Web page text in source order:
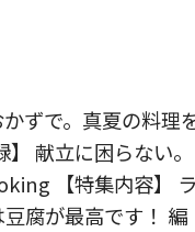
ずで。真夏の料理
献立に困らない。
【特集内容】
腐が最高です！ 編